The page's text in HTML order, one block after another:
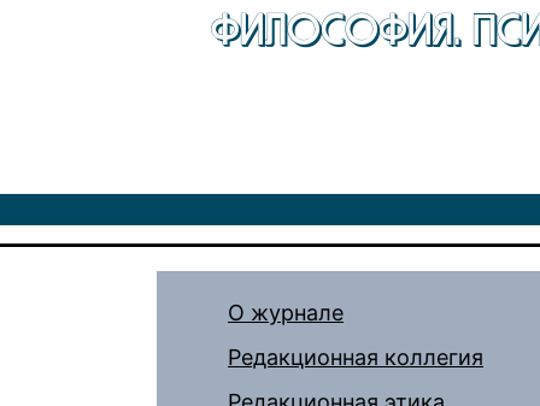
ФИЛОСОФИЯ.
О журнале
Редакционная коллегия